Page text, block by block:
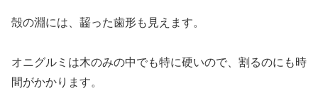
殻の淵には、齧った歯形も見えます。
オニグルミは木のみの中でも特に硬いので、割るのにも時
間がかかります。